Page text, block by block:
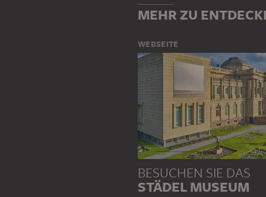
MEHR ZU
WEBSEITE
BESUCHEN SIE DAS
STÄDEL MUSEUM